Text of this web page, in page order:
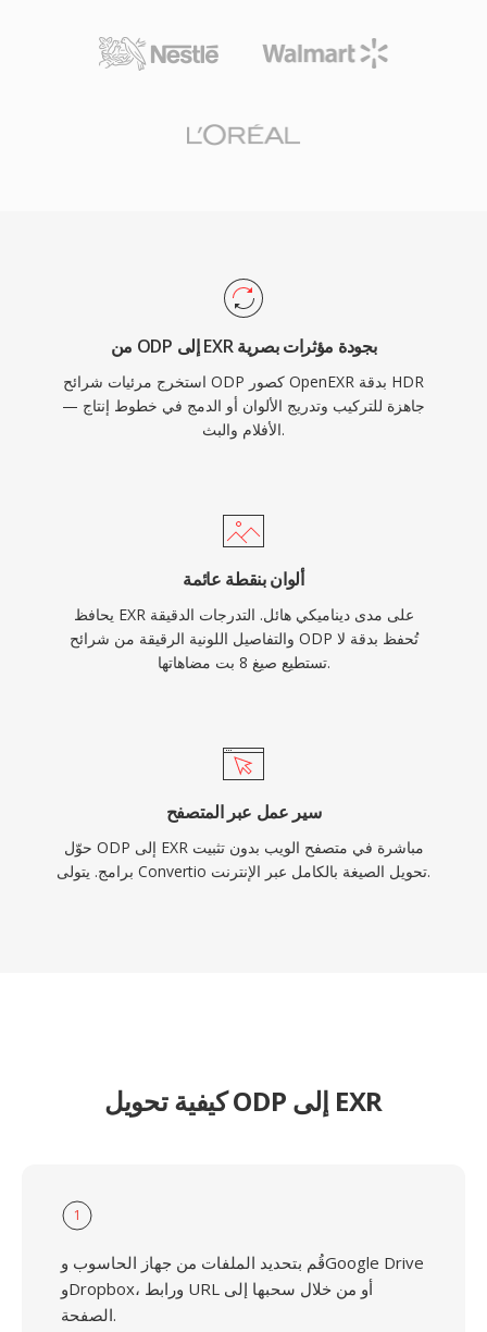
من ODP إلى EXR بجودة مؤثرات بصرية
استخرج مرئيات شرائح ODP كصور OpenEXR بدقة HDR
— جاهزة للتركيب وتدريج الألوان أو الدمج في خطوط إنتاج
الأفلام والبث.
ألوان بنقطة عائمة
يحافظ EXR على مدى ديناميكي هائل. التدرجات الدقيقة
والتفاصيل اللونية الرقيقة من شرائح ODP تُحفظ بدقة لا
تستطيع صيغ 8 بت مضاهاتها.
سير عمل عبر المتصفح
حوّل ODP إلى EXR مباشرة في متصفح الويب بدون تثبيت
برامج. يتولى Convertio تحويل الصيغة بالكامل عبر الإنترنت.
كيفية تحويل ODP إلى EXR
1
قُم بتحديد الملفات من جهاز الحاسوب وGoogle Drive
وDropbox، ورابط URL أو من خلال سحبها إلى
الصفحة.